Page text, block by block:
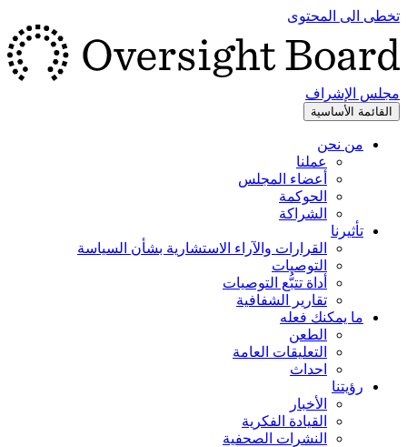
تخطى الى المحتوى
مجلس الإشراف
القائمة الأساسية
من نحن
عملنا
أعضاء المجلس
الحوكمة
الشراكة
تأثيرنا
القرارات والآراء الاستشارية بشأن السياسة
التوصيات
أداة تتبُّع التوصيات
تقارير الشفافية
ما يمكنك فعله
الطعن
التعليقات العامة
احداث
رؤيتنا
الأخبار
القيادة الفكرية
النشرات الصحفية